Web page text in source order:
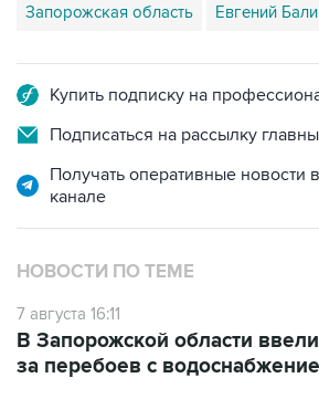
Запорожская область Евгений
Купить подписку на
Подписаться на рассылку
Получать оперативные новости
канале
НОВОСТИ ПО ТЕМЕ
7 августа 16:11
В Запорожской области
за перебоев с